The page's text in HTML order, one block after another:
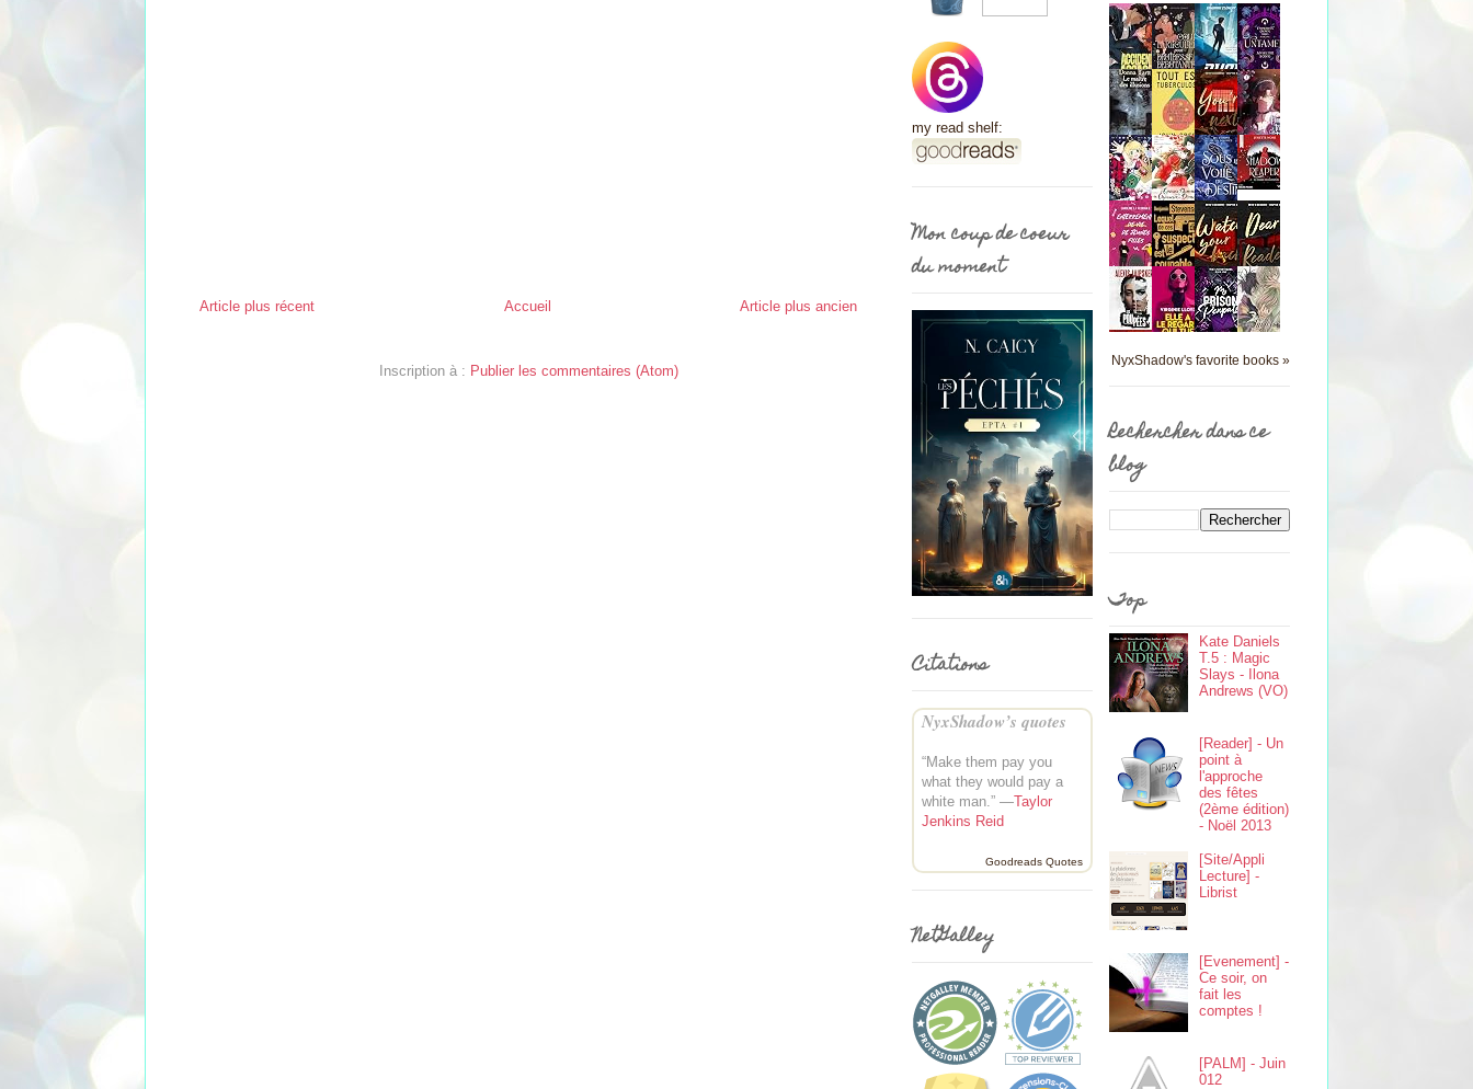
Article plus récent Article plus ancien
Accueil
Inscription à : Publier les commentaires (Atom)
my read shelf:
Mon coup de coeur
du moment
Citations
NyxShadow’s quotes
“Make them pay you
what they would pay a
white man.” —Taylor
Jenkins Reid
Goodreads Quotes
NetGalley
NyxShadow's favorite books »
Rechercher dans ce
blog
Top
Kate Daniels
T.5 : Magic
Slays - Ilona
Andrews (VO)
[Reader] - Un
point à
l'approche
des fêtes
(2ème édition)
- Noël 2013
[Site/Appli
Lecture] -
Librist
[Evenement] -
Ce soir, on
fait les
comptes !
[PALM] - Juin
012